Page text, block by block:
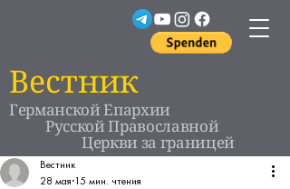
Вестник
Германской Епархии
Русской Православной
Церкви за границей
Вестник
28 мая 15 мин. чтения